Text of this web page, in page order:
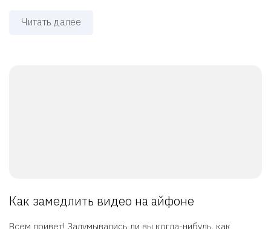
Читать далее
Как замедлить видео на айфоне
Всем привет! Задумывались ли вы когда-нибудь, как